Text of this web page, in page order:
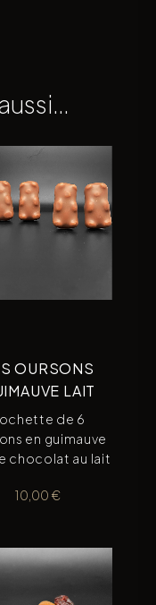
OURSONS
LAIT
de 6
en guimauve
chocolat au lait
10,00 €